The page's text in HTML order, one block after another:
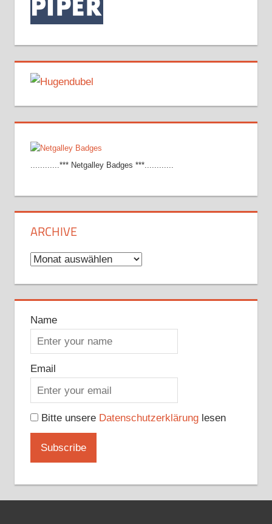
............*** Netgalley Badges ***............
ARCHIVE
Archive
Name
Email
Bitte unsere Datenschutzerklärunglesen